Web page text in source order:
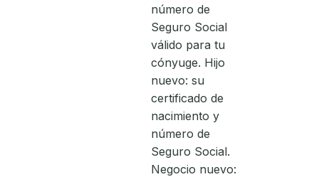
número de
Seguro Social
válido para tu
cónyuge. Hijo
nuevo: su
certificado de
nacimiento y
número de
Seguro Social.
Negocio nuevo: